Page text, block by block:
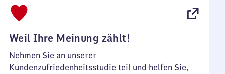
Weil Ihre Meinung zählt!
Nehmen Sie an unserer
Kundenzufriedenheitsstudie teil und helfen Sie,